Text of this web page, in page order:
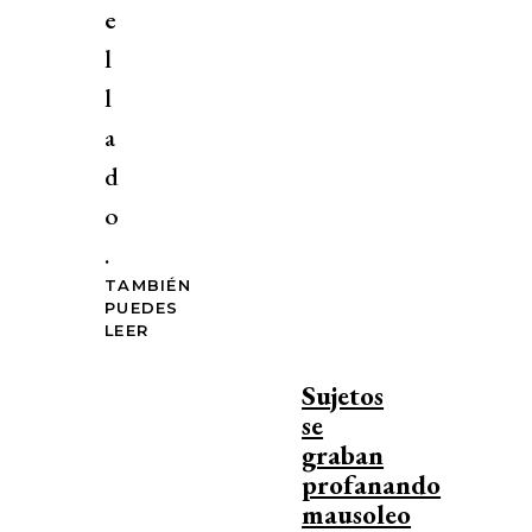
e
l
l
a
d
o
.
TAMBIÉN
PUEDES
LEER
Sujetos
se
graban
profanando
mausoleo